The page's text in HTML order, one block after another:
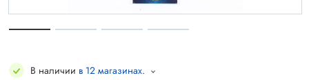
В наличии в 12 магазинах.